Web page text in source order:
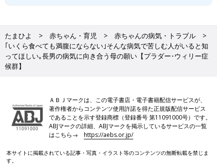
たまひよ 赤ちゃん・育児
赤ちゃんの病気・トラブル
｢いくら食べても満腹にならない｣そんな病気で苦しむ人がいると知
ってほしい｡長男の病気に向き合う母の願い【プラダー･ウィリー症
候群】
ＡＢＪマークは、この電子書店・電子書籍配信サービスが、
著作権者からコンテンツ使用許諾を得た正規版配信サービス
であることを示す登録商標（登録番号 第11091000号）です。
ABJマークの詳細、ABJマークを掲示しているサービスの一覧
はこちら→https://aebs.or.jp/
本サイトに掲載されている記事・写真・イラスト等のコンテンツの無断転載を禁じま
す。